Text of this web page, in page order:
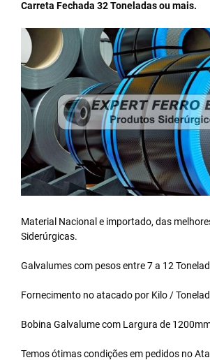
Carreta Fechada 32 Toneladas ou mais.
Material Nacional e importado, das
Siderúrgicas.
Galvalumes com pesos entre 7 a 12
Fornecimento no atacado por Kilo /
Bobina Galvalumecom Largura de
Temos ótimas condições em pedidos no